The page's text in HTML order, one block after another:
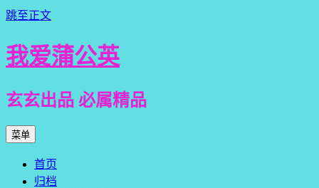
跳至正文
我爱蒲公英
玄玄出品 必属精品
菜单
首页
归档